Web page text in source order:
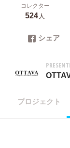
コレクター
524人
シェア
プロジェクト